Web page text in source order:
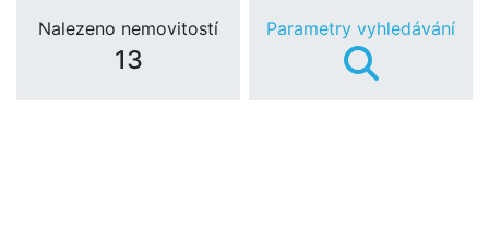
Nalezeno nemovitostí
13
Parametry vyhledávání